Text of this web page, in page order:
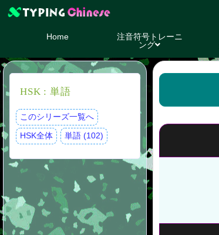
Home
注音符号トレーニ
ング
HSK : 単語
このシリーズ一覧へ
HSK全体
単語 (102)